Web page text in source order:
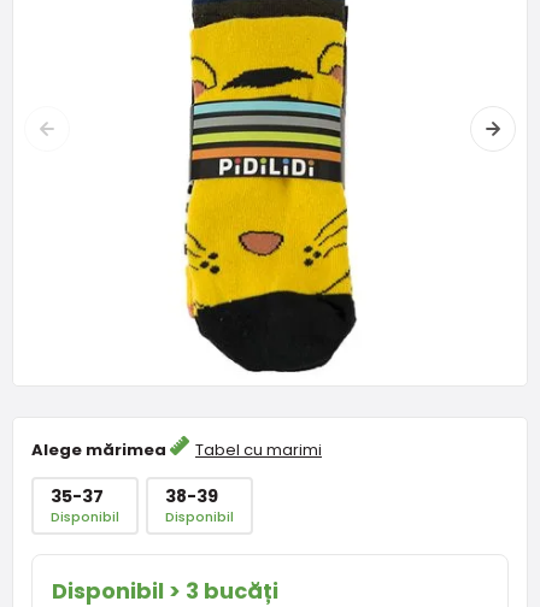
Alege mărimea Tabel cu marimi
35-37
Disponibil
38-39
Disponibil
Disponibil > 3 bucăți